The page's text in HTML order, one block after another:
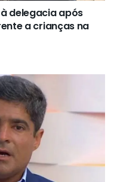
delegacia após
a crianças na